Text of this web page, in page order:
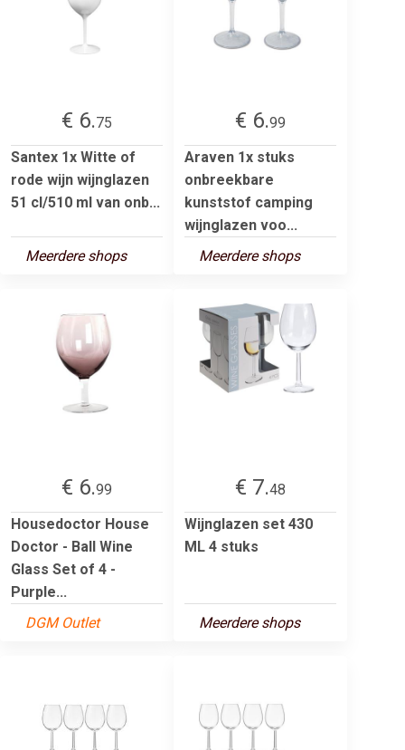
€ 6.75
Santex 1x Witte of
rode wijn wijnglazen
51 cl/510 ml van onb...
Meerdere shops
€ 6.99
Araven 1x stuks
onbreekbare
kunststof camping
wijnglazen voo...
Meerdere shops
€ 6.99
Housedoctor House
Doctor - Ball Wine
Glass Set of 4 -
Purple...
DGM Outlet
€ 7.48
Wijnglazen set 430
ML 4 stuks
Meerdere shops